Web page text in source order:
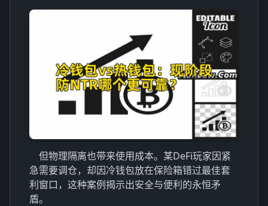
但物理隔离也带来使用成本。某DeFi玩家因紧
急需要调仓，却因冷钱包放在保险箱错过最佳套
利窗口，这种案例揭示出安全与便利的永恒矛
盾。